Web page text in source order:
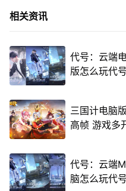
相关资讯
代号：云端
版怎么玩代
三国计电脑
高帧 游戏多
代号：云端
脑怎么玩代